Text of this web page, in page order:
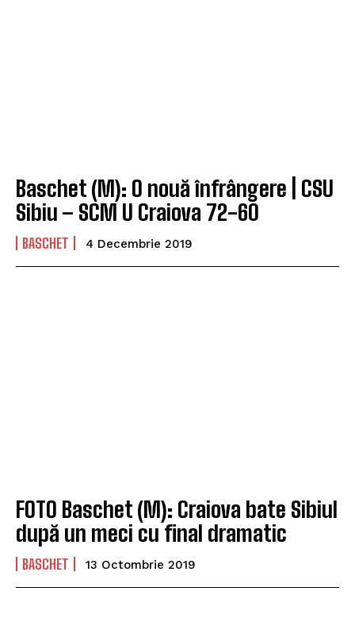
Baschet (M): O nouă înfrângere | CSU
Sibiu – SCM U Craiova 72-60
BASCHET 4 Decembrie 2019
FOTO Baschet (M): Craiova bate Sibiul
după un meci cu final dramatic
BASCHET 13 Octombrie 2019